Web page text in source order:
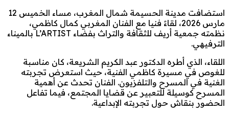
استضافت مدينة الحسيمة شمال المغرب، مساء الخميس 12
مارس 2026، لقاءً فنيا مع الفنان المغربي كمال كاظمي،
نظمته جمعية أريف للثقافة والتراث بفضاء L’ARTIST بالميناء
الترفيهي.
اللقاء، الذي أطره الدكتور عبد الكريم الشريعة، كان مناسبة
للغوص في مسيرة كاظمي الفنية، حيث استعرض تجربته
الغنية في المسرح والتلفزيون. الفنان تحدث عن أهمية
المسرح كوسيلة للتعبير عن قضايا المجتمع، فيما تفاعل
الحضور بنقاش حول تجربته الإبداعية.